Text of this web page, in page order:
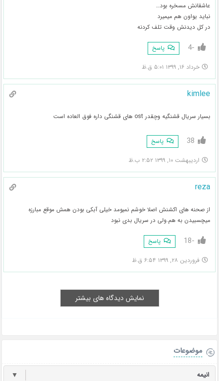
عاشقانش مسخره بود…
نباید یواون هم میمیرد
در کل دیدنش وقت تلف کردنه
-4 پاسخ
خرداد ۱۶, ۱۳۹۹ ۵:۰۱ ق.ظ
kimlee
بسیار سریال قشنگیه وچقدر ost های قشنگی داره فوق العاده است
38 پاسخ
اردیبهشت ۱۰, ۱۳۹۹ ۲:۵۲ ب.ظ
reza
از صحنه های اکشنش اصلا خوشم نمیومد خیلی آبکی بودن همش موقع مبارزه
میچسبیدن به هم.ولی در سریال بدی نبود
-18 پاسخ
فروردین ۲۸, ۱۳۹۹ ۶:۵۴ ق.ظ
نمایش دیدگاه های بیشتر
موضوعات
انیمه ▼